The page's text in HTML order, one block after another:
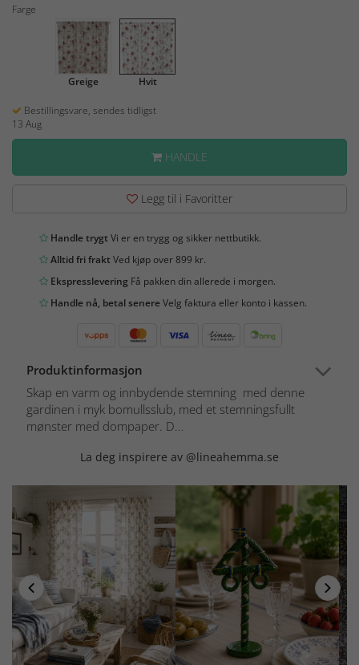
Farge
Greige Hvit
Bestillingsvare, sendes tidligst
13 Aug
HANDLE
Legg til i Favoritter
Handle trygtVi er en trygg og sikker nettbutikk.
Alltid fri fraktVed kjøp over 899 kr.
Ekspresslevering Få pakken din allerede i morgen.
Handle nå, betal senereVelg faktura eller konto i kassen.
Produktinformasjon
Skap en varm og innbydende stemning med denne
gardinen i myk bomullsslub, med et stemningsfullt
mønster med dompaper. D...
La deg inspirere av @lineahemma.se